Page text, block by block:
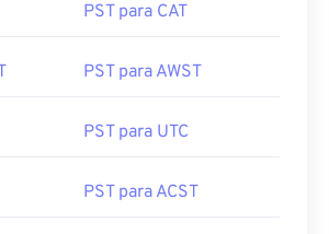
PST para CAT
PST para AWST
PST para UTC
PST para ACST